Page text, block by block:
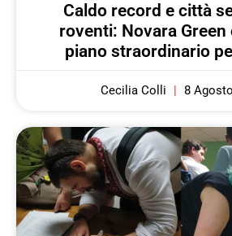
Caldo record e città
roventi: Novara Green
piano straordinario
Cecilia Colli 8